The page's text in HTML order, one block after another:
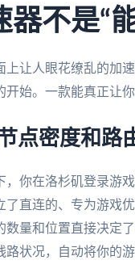
器不是“
上让人眼花缭乱的加
开始。一款能真正让
点密度和路
，你在洛杉矶登录游
了直连的、专为游戏
数量和位置直接决定
路状况，自动将你的